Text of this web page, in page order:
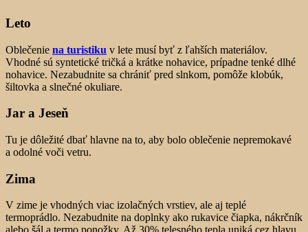
Leto
Oblečenie na turistiku v lete musí byť z ľahších materiálov.
Vhodné sú syntetické tričká a krátke nohavice, prípadne tenké dlhé
nohavice. Nezabudnite sa chrániť pred slnkom, pomôže klobúk,
šiltovka a slnečné okuliare.
Jar a Jeseň
Tu je dôležité dbať hlavne na to, aby bolo oblečenie nepremokavé
a odolné voči vetru.
Zima
V zime je vhodných viac izolačných vrstiev, ale aj teplé
termoprádlo. Nezabudnite na doplnky ako rukavice čiapka, nákrčník